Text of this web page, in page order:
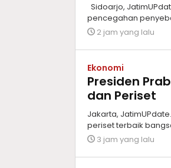
Sidoarjo,
pencegahan
2 jam yang lalu
Ekonomi
Presiden
dan Periset
Jakarta,
periset terbaik
3 jam yang lalu